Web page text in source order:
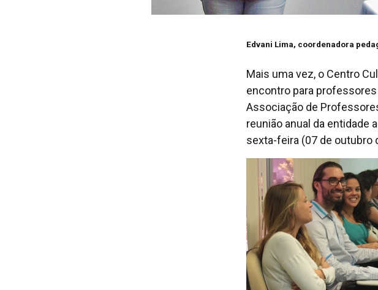
Edvani Lima, coordenadora
Mais uma vez, o Centro
encontro para
Associação de
reunião anual da entidade
sexta-feira (07 de outubro